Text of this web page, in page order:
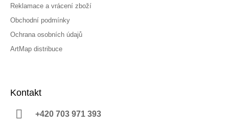
Reklamace a vrácení zboží
Obchodní podmínky
Ochrana osobních údajů
ArtMap distribuce
Kontakt
+420 703 971 393